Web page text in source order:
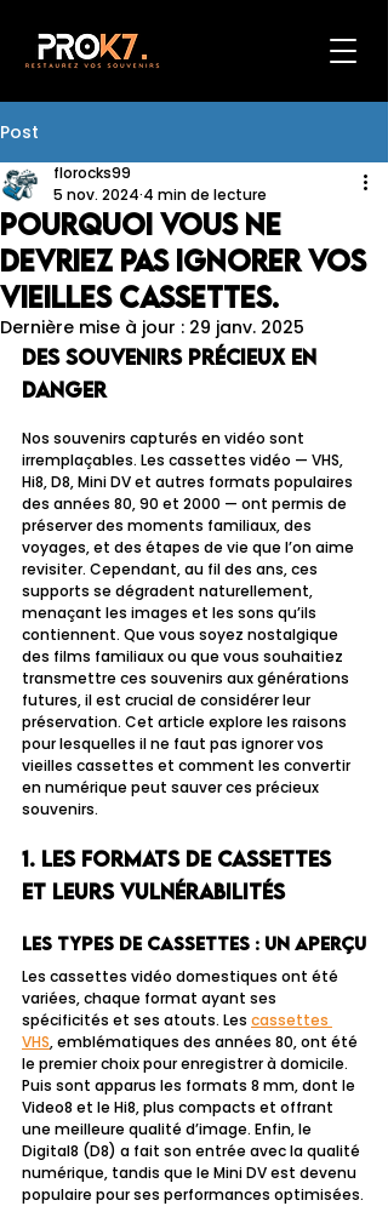
Post
Pourquoi vous ne
devriez pas ignorer vos
vieilles cassettes.
florocks99
5 nov. 2024 4 min de lecture
Dernière mise à jour : 29 janv. 2025
Des souvenirs précieux en
danger
Nos souvenirs capturés en vidéo sont
irremplaçables. Les cassettes vidéo — VHS,
Hi8, D8, Mini DV et autres formats populaires
des années 80, 90 et 2000 — ont permis de
préserver des moments familiaux, des
voyages, et des étapes de vie que l’on aime
revisiter. Cependant, au fil des ans, ces
supports se dégradent naturellement,
menaçant les images et les sons qu’ils
contiennent. Que vous soyez nostalgique
des films familiaux ou que vous souhaitiez
transmettre ces souvenirs aux générations
futures, il est crucial de considérer leur
préservation. Cet article explore les raisons
pour lesquelles il ne faut pas ignorer vos
vieilles cassettes et comment les convertir
en numérique peut sauver ces précieux
souvenirs.
1. Les formats de cassettes
et leurs vulnérabilités
Les types de cassettes : un aperçu
Les cassettes vidéo domestiques ont été
variées, chaque format ayant ses
spécificités et ses atouts. Les cassettes
VHS, emblématiques des années 80, ont été
le premier choix pour enregistrer à domicile.
Puis sont apparus les formats 8 mm, dont le
Video8 et le Hi8, plus compacts et offrant
une meilleure qualité d’image. Enfin, le
Digital8 (D8) a fait son entrée avec la qualité
numérique, tandis que le Mini DV est devenu
populaire pour ses performances optimisées.